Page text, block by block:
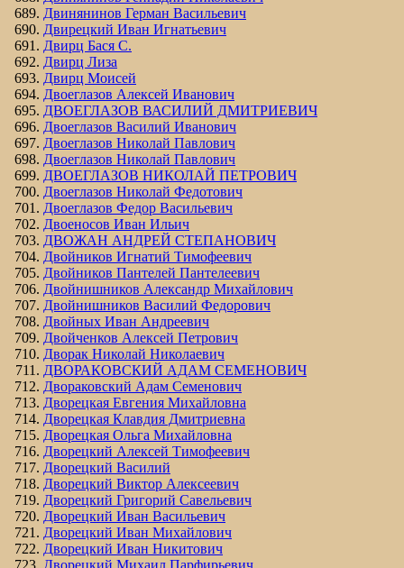
Двинянинов Герман Васильевич
Двирецкий Иван Игнатьевич
Двирц Бася С.
Двирц Лиза
Двирц Моисей
Двоеглазов Алексей Иванович
ДВОЕГЛАЗОВ ВАСИЛИЙ ДМИТРИЕВИЧ
Двоеглазов Василий Иванович
Двоеглазов Николай Павлович
Двоеглазов Николай Павлович
ДВОЕГЛАЗОВ НИКОЛАЙ ПЕТРОВИЧ
Двоеглазов Николай Федотович
Двоеглазов Федор Васильевич
Двоеносов Иван Ильич
ДВОЖАН АНДРЕЙ СТЕПАНОВИЧ
Двойников Игнатий Тимофеевич
Двойников Пантелей Пантелеевич
Двойнишников Александр Михайлович
Двойнишников Василий Федорович
Двойных Иван Андреевич
Двойченков Алексей Петрович
Дворак Николай Николаевич
ДВОРАКОВСКИЙ АДАМ СЕМЕНОВИЧ
Двораковский Адам Семенович
Дворецкая Евгения Михайловна
Дворецкая Клавдия Дмитриевна
Дворецкая Ольга Михайловна
Дворецкий Алексей Тимофеевич
Дворецкий Василий
Дворецкий Виктор Алексеевич
Дворецкий Григорий Савельевич
Дворецкий Иван Васильевич
Дворецкий Иван Михайлович
Дворецкий Иван Никитович
Дворецкий Михаил Парфирьевич